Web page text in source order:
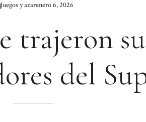
Juegos y azarenero 6, 2026
trajeron
del